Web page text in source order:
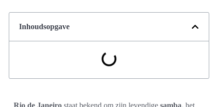
Inhoudsopgave
Rio de Janeiro staat bekend om zijn levendige samba, het